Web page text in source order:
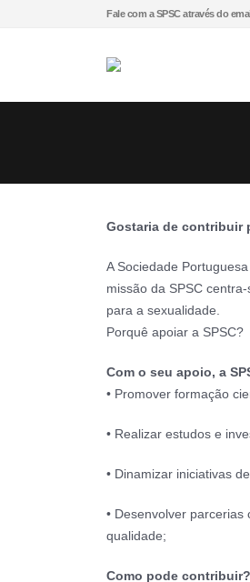
Fale com a SPSC através do
Gostaria de contribuir
A Sociedade
missão da SPSC
para a sexualidade.
Porquê apoiar a SPSC?
Com o seu apoio, a
• Promover formação
• Realizar estudos e
• Dinamizar iniciativas
• Desenvolver
qualidade;
Como pode contribuir?